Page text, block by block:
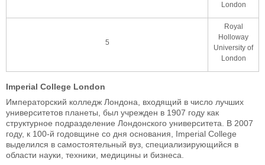
London
5
Royal
Holloway
University of
London
Imperial College London
Императорский колледж Лондона, входящий в число лучших
университетов планеты, был учрежден в 1907 году как
структурное подразделение Лондонского университета. В 2007
году, к 100-й годовщине со дня основания, Imperial College
выделился в самостоятельный вуз, специализирующийся в
области науки, техники, медицины и бизнеса.